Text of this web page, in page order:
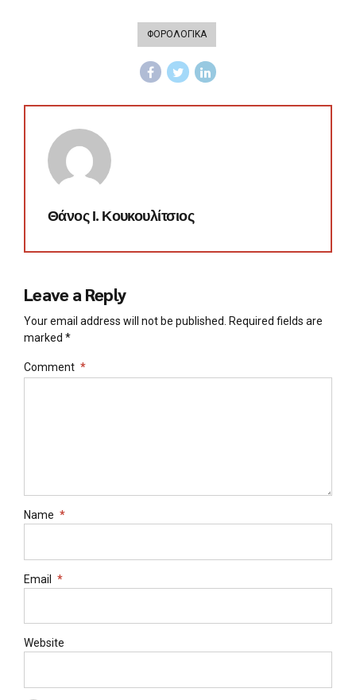
ΦΟΡΟΛΟΓΙΚΑ
Θάνος Ι. Κουκουλίτσιος
Leave a Reply
Your email address will not be published. Required fields are
marked *
Comment *
Name *
Email *
Website